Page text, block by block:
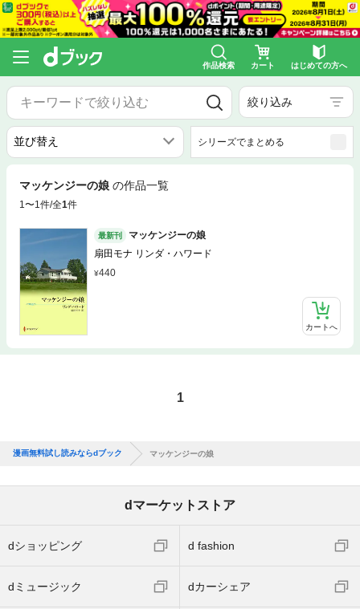
作品検索 カート はじめての方へ
絞り込み
シリーズでまとめる
マッケンジーの娘 の作品一覧
1〜1件/全1件
最新刊
マッケンジーの娘
扇田モナ リンダ・ハワード
440
カートへ
1
漫画無料試し読みならdブック マッケンジーの娘
dマーケットストア
dショッピング d fashion
dミュージック dカーシェア